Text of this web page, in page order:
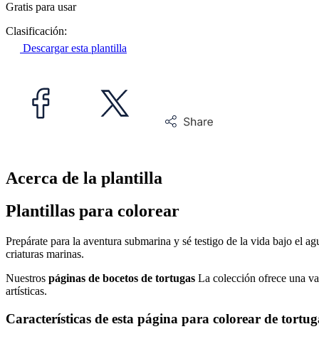
Acerca de la plantilla
Plantillas para colorear
Prepárate para la aventura submarina y sé testigo de la vida bajo el
criaturas marinas.
Nuestros páginas de bocetos de tortugas La colección ofrece una
artísticas.
Características de esta página para colorear de
Gratis para usar
Clasificación:
Descargar esta plantilla